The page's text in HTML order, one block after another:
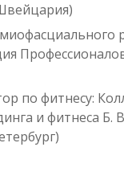
по фитнесу:
и фитнеса Б.